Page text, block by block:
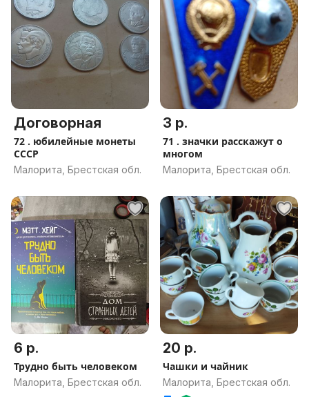
Договорная
72 . юбилейные монеты
СССР
Малорита, Брестская обл.
3 р.
71 . значки расскажут о
многом
Малорита, Брестская обл.
6 р.
Трудно быть человеком
Малорита, Брестская обл.
20 р.
Чашки и чайник
Малорита, Брестская обл.